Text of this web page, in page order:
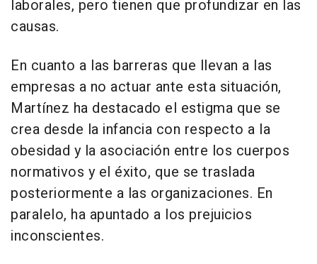
laborales, pero tienen que profundizar en las
causas.
En cuanto a las barreras que llevan a las
empresas a no actuar ante esta situación,
Martínez ha destacado el estigma que se
crea desde la infancia con respecto a la
obesidad y la asociación entre los cuerpos
normativos y el éxito, que se traslada
posteriormente a las organizaciones. En
paralelo, ha apuntado a los prejuicios
inconscientes.